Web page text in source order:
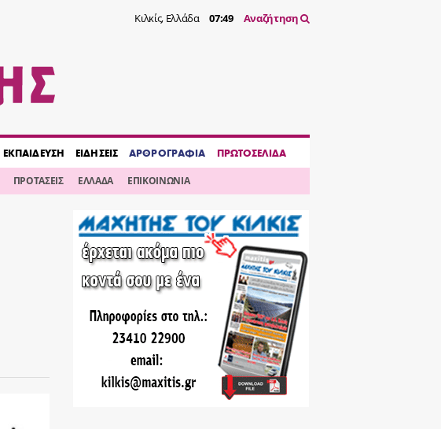
Κιλκίς, Ελλάδα 07:49 Αναζήτηση
ΕΚΠΑΙΔΕΥΣΗ ΕΙΔΗΣΕΙΣ ΑΡΘΡΟΓΡΑΦΙΑ ΠΡΩΤΟΣΕΛΙΔΑ
ΠΡΟΤΑΣΕΙΣ ΕΛΛΑΔΑ ΕΠΙΚΟΙΝΩΝΙΑ